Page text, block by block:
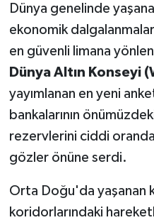
Dünya genelinde
ekonomik
en güvenli limana
Dünya Altın Konseyi
yayımlanan en yeni
bankalarının
rezervlerini ciddi oranda
gözler önüne serdi.
Orta Doğu'da yaşanan
koridorlarındaki
Kepsut
KÜLTÜR-SANAT
MAGAZİN
MANŞET
Manyas
OLAY